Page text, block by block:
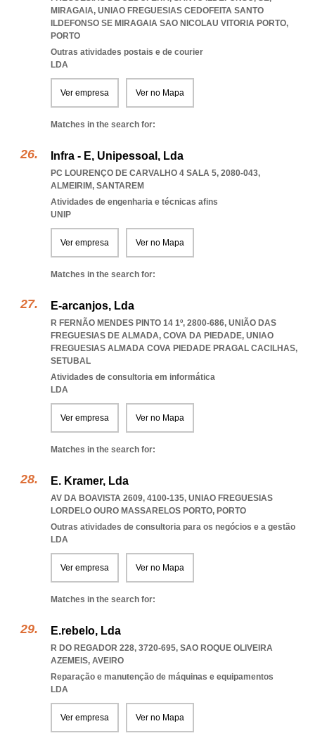
MIRAGAIA, UNIAO FREGUESIAS CEDOFEITA SANTO
ILDEFONSO SE MIRAGAIA SAO NICOLAU VITORIA PORTO,
PORTO
Outras atividades postais e de courier
LDA
Ver empresa Ver no Mapa
Matches in the search for:
Infra - E, Unipessoal, Lda
PC LOURENÇO DE CARVALHO 4 SALA 5, 2080-043,
ALMEIRIM, SANTAREM
Atividades de engenharia e técnicas afins
UNIP
Ver empresa Ver no Mapa
Matches in the search for:
E-arcanjos, Lda
R FERNÃO MENDES PINTO 14 1º, 2800-686, UNIÃO DAS
FREGUESIAS DE ALMADA, COVA DA PIEDADE, UNIAO
FREGUESIAS ALMADA COVA PIEDADE PRAGAL CACILHAS,
SETUBAL
Atividades de consultoria em informática
LDA
Ver empresa Ver no Mapa
Matches in the search for:
E. Kramer, Lda
AV DA BOAVISTA 2609, 4100-135, UNIAO FREGUESIAS
LORDELO OURO MASSARELOS PORTO, PORTO
Outras atividades de consultoria para os negócios e a gestão
LDA
Ver empresa Ver no Mapa
Matches in the search for:
E.rebelo, Lda
R DO REGADOR 228, 3720-695, SAO ROQUE OLIVEIRA
AZEMEIS, AVEIRO
Reparação e manutenção de máquinas e equipamentos
LDA
Ver empresa Ver no Mapa